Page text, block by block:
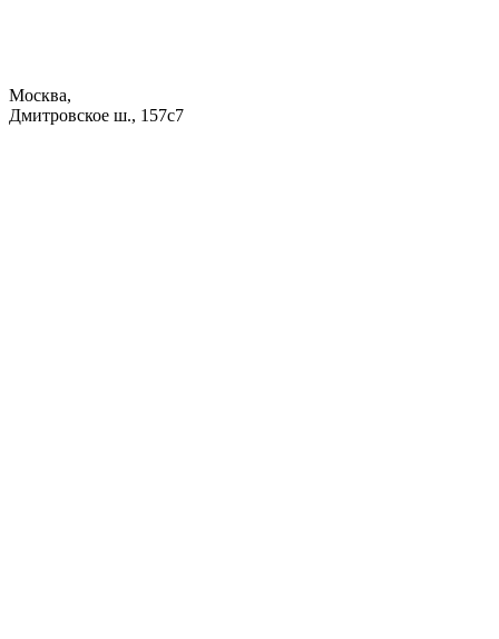
Москва,
Дмитровское ш., 157с7